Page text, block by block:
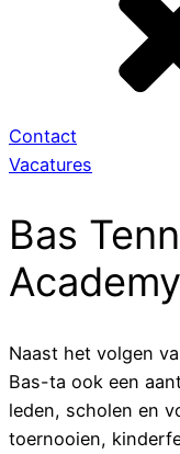
Contact
Vacatures
Bas
Academy
Naast het volgen
Bas-ta ook een
leden, scholen en
toernooien,